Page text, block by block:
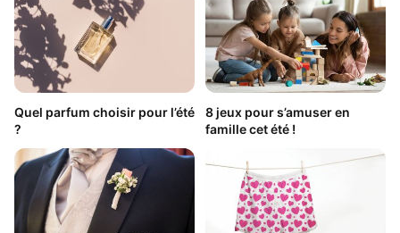
Quel parfum choisir pour l’été
?
8 jeux pour s’amuser en
famille cet été !